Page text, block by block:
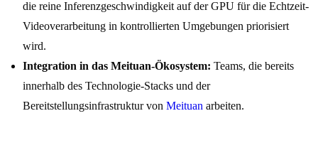
die reine Inferenzgeschwindigkeit auf der GPU für die Echtzeit-
Videoverarbeitung in kontrollierten Umgebungen priorisiert
wird.
Integration in das Meituan-Ökosystem: Teams, die bereits
innerhalb des Technologie-Stacks und der
Bereitstellungsinfrastruktur von Meituan arbeiten.